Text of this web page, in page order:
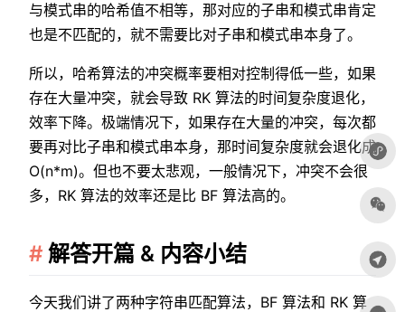
与模式串的哈希值不相等，那对应的子串和模式串肯定
也是不匹配的，就不需要比对子串和模式串本身了。
所以，哈希算法的冲突概率要相对控制得低一些，如果
存在大量冲突，就会导致 RK 算法的时间复杂度退化，
效率下降。极端情况下，如果存在大量的冲突，每次都
要再对比子串和模式串本身，那时间复杂度就会退化成
O(n*m)。但也不要太悲观，一般情况下，冲突不会很
多，RK 算法的效率还是比 BF 算法高的。
解答开篇 & 内容小结
今天我们讲了两种字符串匹配算法，BF 算法和 RK 算